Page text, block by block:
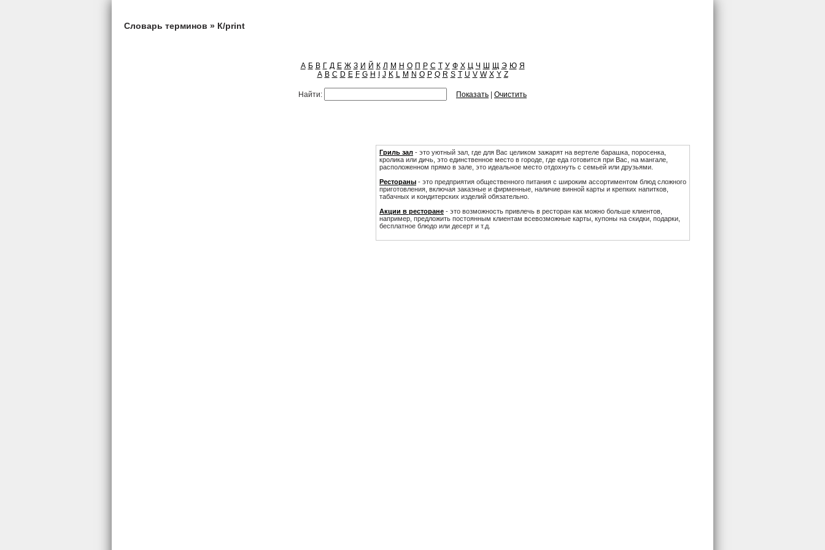
Словарь терминов » К/print
А Б В Г Д Е Ж З И Й К Л М Н О П Р С Т У Ф Х Ц Ч Ш Щ Э Ю Я
A B C D E F G H J K L M N O P Q R S T U V W X Y Z
Найти: Показать Очистить
Гриль зал - это уютный зал, где для Вас целиком зажарят на вертеле барашка, поросенка,
кролика или дичь, это единственное место в городе, где еда готовится при Вас, на мангале,
расположенном прямо в зале, это идеальное место отдохнуть с семьей или друзьями.
Рестораны - это предприятия общественного питания с широким ассортиментом блюд сложного
приготовления, включая заказные и фирменные, наличие винной карты и крепких напитков,
табачных и кондитерских изделий обязательно.
Акции в ресторане - это возможность привлечь в ресторан как можно больше клиентов,
например, предложить постоянным клиентам всевозможные карты, купоны на скидки, подарки,
бесплатное блюдо или десерт и т.д.